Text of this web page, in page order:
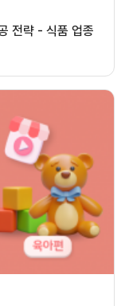
전략 - 식품 업종